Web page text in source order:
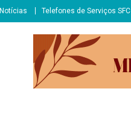
Notícias Telefones de Serviços SFC